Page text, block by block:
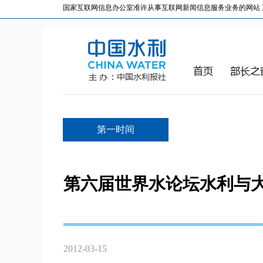
国家互联网信息办公室准许从事互联网新闻信息服务业务的网站
第一时间
第六届世界水论坛水利与
2012-03-15